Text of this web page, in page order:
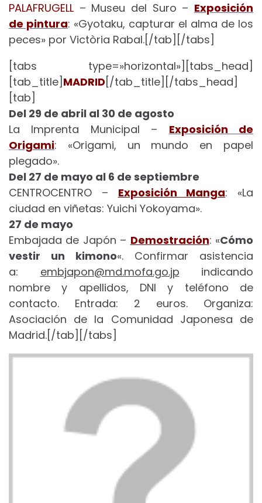
PALAFRUGELL – Museu del Suro – Exposición
de pintura: «Gyotaku, capturar el alma de los
peces» por Victòria Rabal.[/tab][/tabs]
[tabs type=»horizontal»][tabs_head]
[tab_title] MADRID [/tab_title][/tabs_head]
[tab]
Del 29 de abril al 30 de agosto
La Imprenta Municipal – Exposición de
Origami: «Origami, un mundo en papel
plegado».
Del 27 de mayo al 6 de septiembre
CENTROCENTRO – Exposición Manga: «La
ciudad en viñetas: Yuichi Yokoyama».
27 de mayo
Embajada de Japón – Demostración: «Cómo
vestir un kimono«. Confirmar asistencia
a: embjapon@md.mofa.go.jp indicando
nombre y apellidos, DNI y teléfono de
contacto. Entrada: 2 euros. Organiza:
Asociación de la Comunidad Japonesa de
Madrid.[/tab][/tabs]